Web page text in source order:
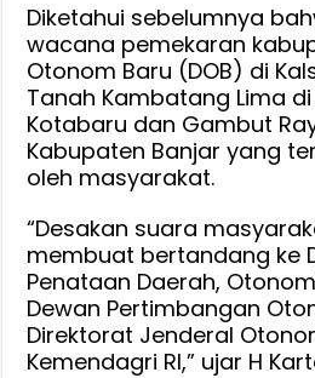
Diketahui sebelumnya
wacana pemekaran
Otonom Baru (DOB) di
Tanah Kambatang Lima
Kotabaru dan Gambut
Kabupaten Banjar yang
oleh masyarakat.
“Desakan suara
membuat bertandang ke
Penataan Daerah,
Dewan Pertimbangan
Direktorat Jenderal
Kemendagri RI,” ujar H